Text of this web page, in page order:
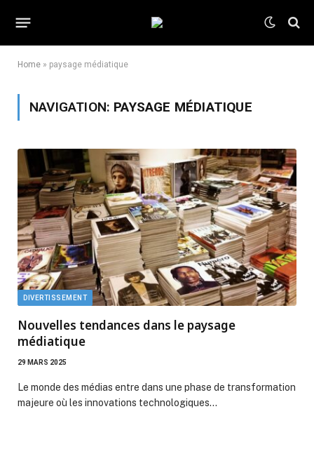
Home » paysage médiatique
NAVIGATION: PAYSAGE MÉDIATIQUE
DIVERTISSEMENT
Nouvelles tendances dans le paysage
médiatique
29 MARS 2025
Le monde des médias entre dans une phase de transformation
majeure où les innovations technologiques…